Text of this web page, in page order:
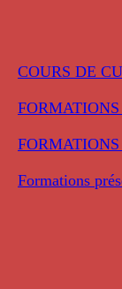
COURS DE
Formations